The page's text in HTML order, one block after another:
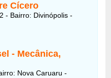
Cícero
- Bairro: Divinópolis -
- Mecânica,
Nova Caruaru -